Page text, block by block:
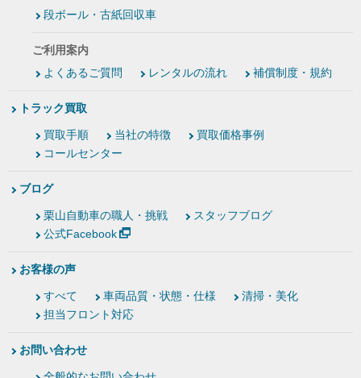
段ボール・古紙回収車
ご利用案内
よくあるご質問
レンタルの流れ 補償制度・規約
トラック買取
買取手順 当社の特徴
買取価格事例
コールセンター
ブログ
栗山自動車の職人・挑戦
スタッフブログ
公式Facebook
お客様の声
すべて 車両品質・状態・仕様
清掃・美化
担当フロント対応
お問い合わせ